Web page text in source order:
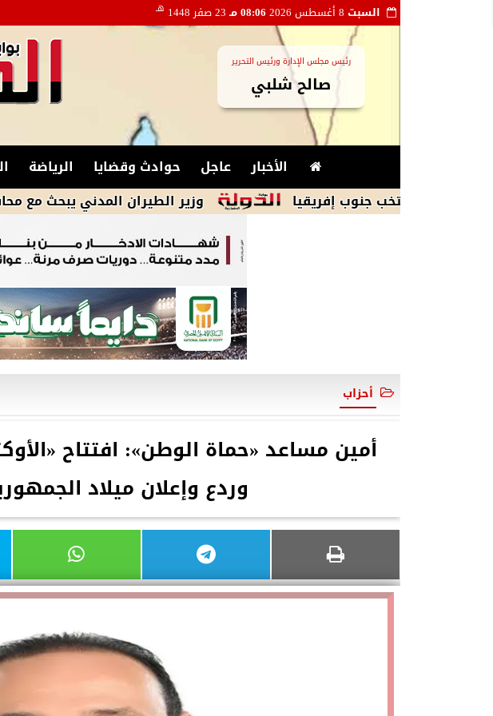
السبت 08:06 مـ 23 صفر 1448 هـ
رئيس مجلس الإدارة ورئيس التحرير
صالح شلبي
الأخبار عاجل حوادث وقضايا الرياضة
وزير الطيران المدني يبحث مع محافظ جنوب إفريقيا
أحزاب
أمين مساعد «حماة الوطن»: افتتاح
وردع وإعلان ميلاد